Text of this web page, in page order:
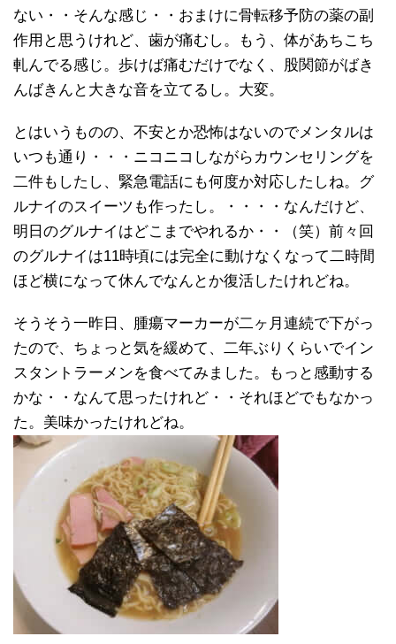
ない・・そんな感じ・・おまけに骨転移予防の薬の副
作用と思うけれど、歯が痛むし。もう、体があちこち
軋んでる感じ。歩けば痛むだけでなく、股関節がばき
んばきんと大きな音を立てるし。大変。
とはいうものの、不安とか恐怖はないのでメンタルは
いつも通り・・・ニコニコしながらカウンセリングを
二件もしたし、緊急電話にも何度か対応したしね。グ
ルナイのスイーツも作ったし。・・・・なんだけど、
明日のグルナイはどこまでやれるか・・（笑）前々回
のグルナイは11時頃には完全に動けなくなって二時間
ほど横になって休んでなんとか復活したけれどね。
そうそう一昨日、腫瘍マーカーが二ヶ月連続で下がっ
たので、ちょっと気を緩めて、二年ぶりくらいでイン
スタントラーメンを食べてみました。もっと感動する
かな・・なんて思ったけれど・・それほどでもなかっ
た。美味かったけれどね。